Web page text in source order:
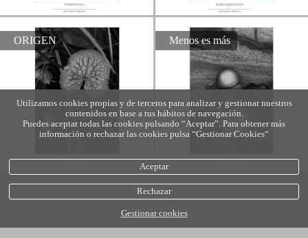
ORIGEN Menos es más
Utilizamos cookies propias y de terceros para analizar y gestionar nuestros
contenidos en base a tus hábitos de navegación.
Puedes aceptar todas las cookies pulsando “Aceptar”. Para obtener más
información o rechazar las cookies pulsa “Gestionar Cookies“
Aceptar
Rechazar
Gestionar cookies